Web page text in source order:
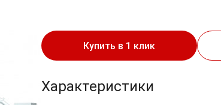
Купить в 1 клик
Характеристики